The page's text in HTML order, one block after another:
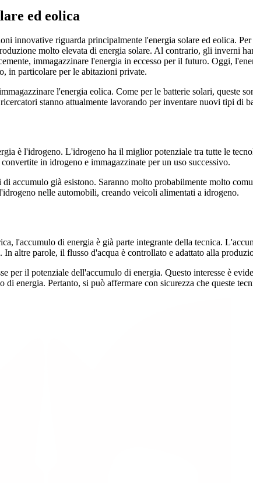
ed eolica
innovative riguarda principalmente l'energia solare ed eolica.
molto elevata di energia solare. Al contrario, gli inverni
immagazzinare l'energia in eccesso per il futuro. Oggi,
in particolare per le abitazioni private.
l'energia eolica. Come per le batterie solari, queste
stanno attualmente lavorando per inventare nuovi tipi di
è l'idrogeno. L'idrogeno ha il miglior potenziale tra tutte le
in idrogeno e immagazzinate per un uso successivo.
accumulo già esistono. Saranno molto probabilmente molto
nelle automobili, creando veicoli alimentati a idrogeno.
l'accumulo di energia è già parte integrante della tecnica.
In altre parole, il flusso d'acqua è controllato e adattato alla
per il potenziale dell'accumulo di energia. Questo interesse è
di energia. Pertanto, si può affermare con sicurezza che queste